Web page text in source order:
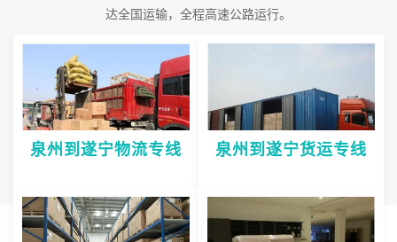
达全国运输，全程高速公路运行。
泉州到遂宁物流专线 泉州到遂宁货运专线